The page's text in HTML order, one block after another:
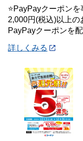
⭐PayPayクーポンを事前にゲッ
2,000円(税込)以上
PayPayクーポンを配布中✨ 【対象期間】
詳しくみる